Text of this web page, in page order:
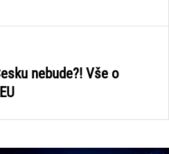
nebude?! Vše o